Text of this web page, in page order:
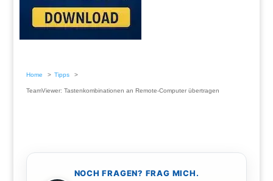
Home Tipps
TeamViewer: Tastenkombinationen an Remote-Computer übertragen
NOCH FRAGEN? FRAG MICH.